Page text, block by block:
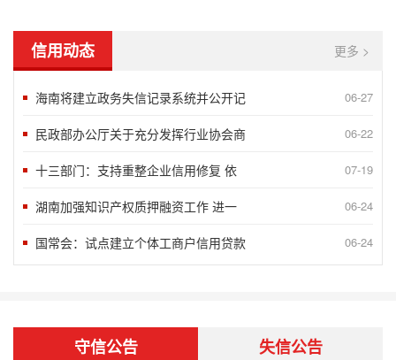
信用动态 更多 >
海南将建立政务失信记录系统并公开记 06-27
民政部办公厅关于充分发挥行业协会商 06-22
十三部门：支持重整企业信用修复 依 07-19
湖南加强知识产权质押融资工作 进一 06-24
国常会：试点建立个体工商户信用贷款 06-24
守信公告 失信公告
“2018北京榜样”发布八月第一周5 09-10
孟兆民：履行承诺一丝不苟 兢兢业业确